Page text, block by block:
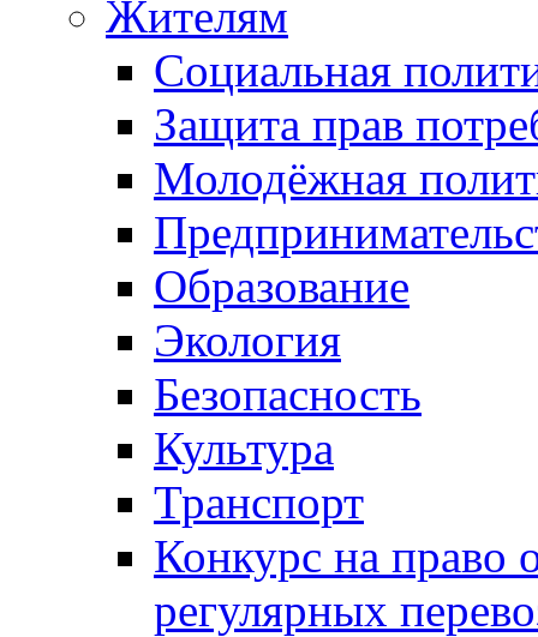
Жителям
Социальная
Защита прав
Молодёжная
Образование
Экология
Безопасность
Культура
Транспорт
Конкурс на право
регулярных